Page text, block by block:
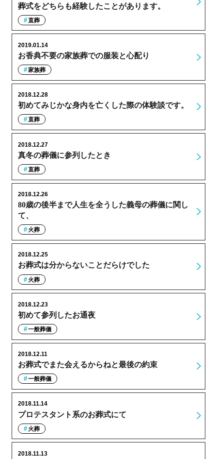
葬式をどちらも経験したことがあります。
直葬
お香典不要の家族葬での服装と心配り
2019.01.14
家族葬
初めてみじかな身内を亡くした際の体験談です。
2018.12.28
直葬
真冬の葬儀に参列したとき
2018.12.27
直葬
80歳の後半まで人生を全うした義母の葬儀に関し
て、
2018.12.26
火葬
お葬式は分からないことだらけでした
2018.12.25
火葬
初めて参列したお通夜
2018.12.23
一般葬儀
お葬式でまた会えるからねと最後の約束
2018.12.11
一般葬儀
プロテスタント系のお葬式にて
2018.11.14
火葬
2018.11.13